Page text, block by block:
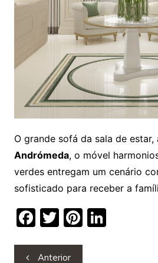
O grande sofá da sala de estar,
Andrómeda, o móvel
verdes entregam um cenário
sofisticado para receber a
F
c
T
itt
Pi Li
Navegação
Anterior